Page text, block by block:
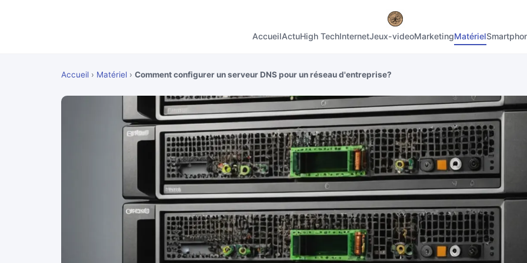
AccueilActuHigh TechInternetJeux-videoMarketingMatériel
Accueil › Matériel › Comment configurer un serveur DNS pour un réseau d'entreprise?